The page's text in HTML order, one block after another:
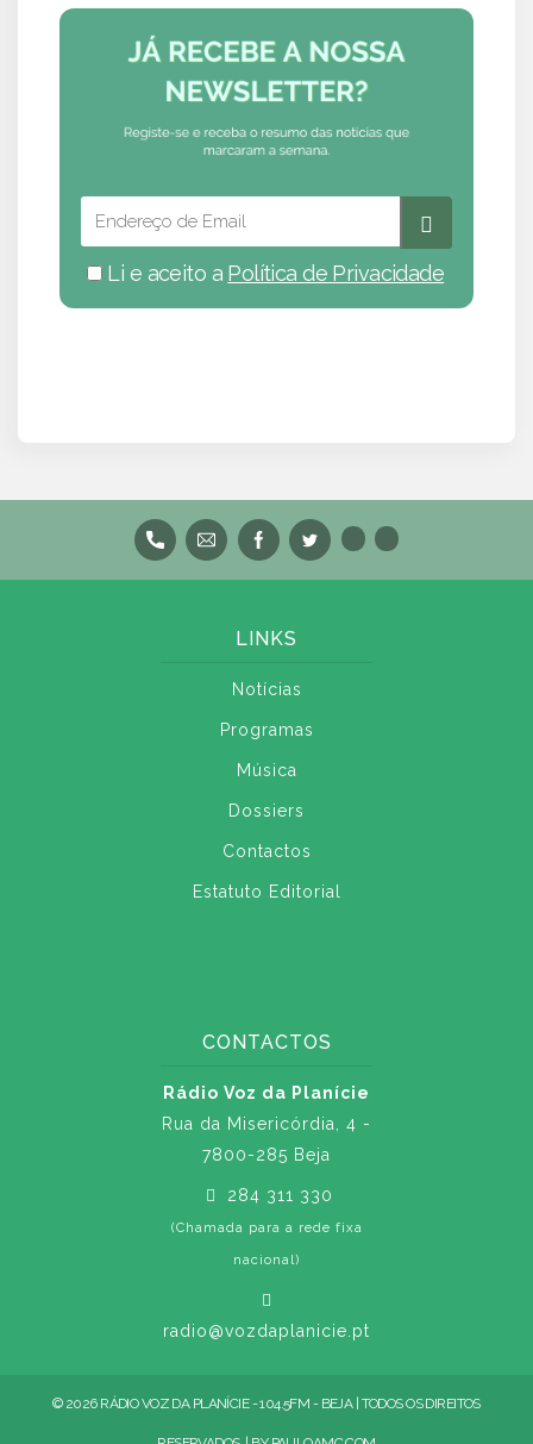
Li e aceito a Política de Privacidade
LINKS
Notícias
Programas
Música
Dossiers
Contactos
Estatuto Editorial
CONTACTOS
Rádio Voz da Planície
Rua da Misericórdia, 4 -
7800-285 Beja
284 311 330
(Chamada para a rede fixa
nacional)
radio@vozdaplanicie.pt
© 2026 RÁDIO VOZ DA PLANÍCIE - 104.5FM - BEJA | TODOS OS DIREITOS